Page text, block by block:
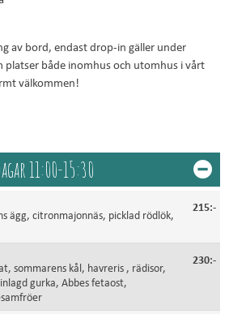
av bord, endast drop-in gäller under
platser både inomhus och utomhus i vårt
välkommen!
11:00-15:30
ägg, citronmajonnäs, picklad rödlök,
215:-
sommarens kål, havreris , rädisor,
gurka, Abbes fetaost,
230:-